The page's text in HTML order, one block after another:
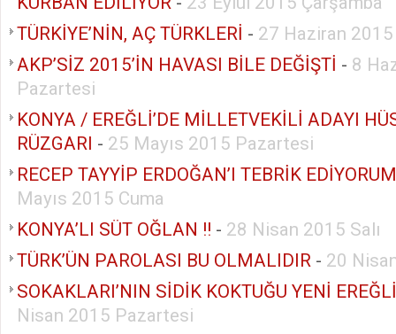
TÜRKİYE’NİN, AÇ TÜRKLERİ - 27 Haziran
AKP’SİZ 2015’İN HAVASI BİLE DEĞİŞTİ - 8
Pazartesi
KONYA / EREĞLİ’DE MİLLETVEKİLİ ADAYI
RÜZGARI - 25 Mayıs 2015 Pazartesi
RECEP TAYYİP ERDOĞAN’I TEBRİK
Mayıs 2015 Cuma
KONYA’LI SÜT OĞLAN !! - 28 Nisan 2015 Salı
TÜRK’ÜN PAROLASI BU OLMALIDIR - 20
SOKAKLARI’NIN SİDİK KOKTUĞU YENİ
Nisan 2015 Pazartesi